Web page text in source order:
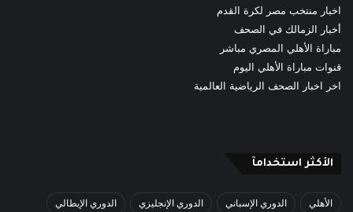
اخبار منتخب مصر لكرة القدم
أخبار الزمالك في الصحف
مباراة الأهلي المصري مباشر
قنوات مباراة الأهلي اليوم
اخر اخبار الصحف الرياضية العالمية
الأكثر استخدامآ
الأهلي الدوري الإسباني الدوري الإنجليزي الدوري الإيطالي